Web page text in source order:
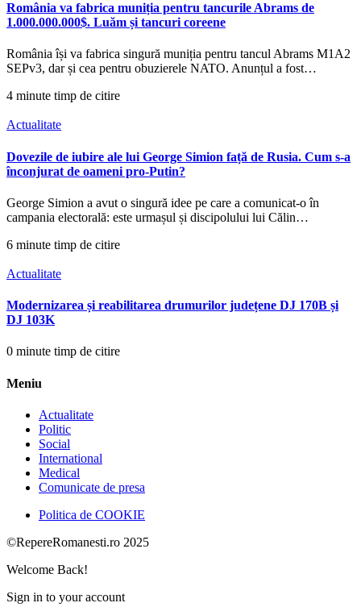
România va fabrica muniția pentru tancurile Abrams de
1.000.000.000$. Luăm și tancuri coreene
România își va fabrica singură muniția pentru tancul Abrams M1A2
SEPv3, dar și cea pentru obuzierele NATO. Anunțul a fost…
4 minute timp de citire
Actualitate
Dovezile de iubire ale lui George Simion față de Rusia. Cum s-a
înconjurat de oameni pro-Putin?
George Simion a avut o singură idee pe care a comunicat-o în
campania electorală: este urmașul și discipolului lui Călin…
6 minute timp de citire
Actualitate
Modernizarea și reabilitarea drumurilor județene DJ 170B și
DJ 103K
0 minute timp de citire
Meniu
Actualitate
Politic
Social
International
Medical
Comunicate de presa
Politica de COOKIE
©RepereRomanesti.ro 2025
Welcome Back!
Sign in to your account